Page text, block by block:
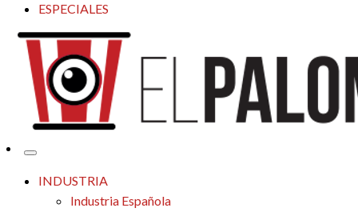
ESPECIALES
El Palomitrón
Tu espacio de la industria de cine española y latinoamericana
INDUSTRIA
Industria Española